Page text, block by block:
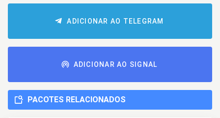
ADICIONAR AO TELEGRAM
ADICIONAR AO SIGNAL
PACOTES RELACIONADOS